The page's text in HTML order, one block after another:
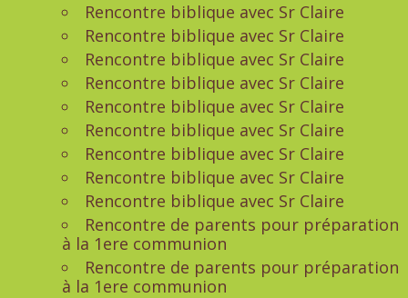
Rencontre biblique avec Sr Claire
Rencontre biblique avec Sr Claire
Rencontre biblique avec Sr Claire
Rencontre biblique avec Sr Claire
Rencontre biblique avec Sr Claire
Rencontre biblique avec Sr Claire
Rencontre biblique avec Sr Claire
Rencontre biblique avec Sr Claire
Rencontre biblique avec Sr Claire
Rencontre de parents pour préparation
à la 1ere communion
Rencontre de parents pour préparation
à la 1ere communion